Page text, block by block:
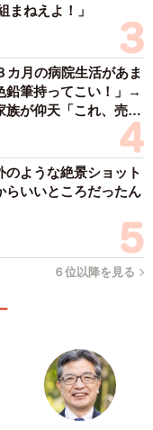
ねえよ！」
月の病院生活があま
鉛筆持ってこい！」→
族が仰天「これ、売れ
のような絶景ショット
らいいところだったん
６位以降を見る